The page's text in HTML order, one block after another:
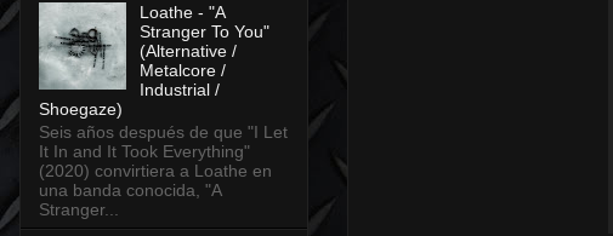
Loathe - "A
Stranger To You"
(Alternative /
Metalcore /
Industrial /
Shoegaze)
Seis años después de que "I Let
It In and It Took Everything"
(2020) convirtiera a Loathe en
una banda conocida, "A
Stranger...